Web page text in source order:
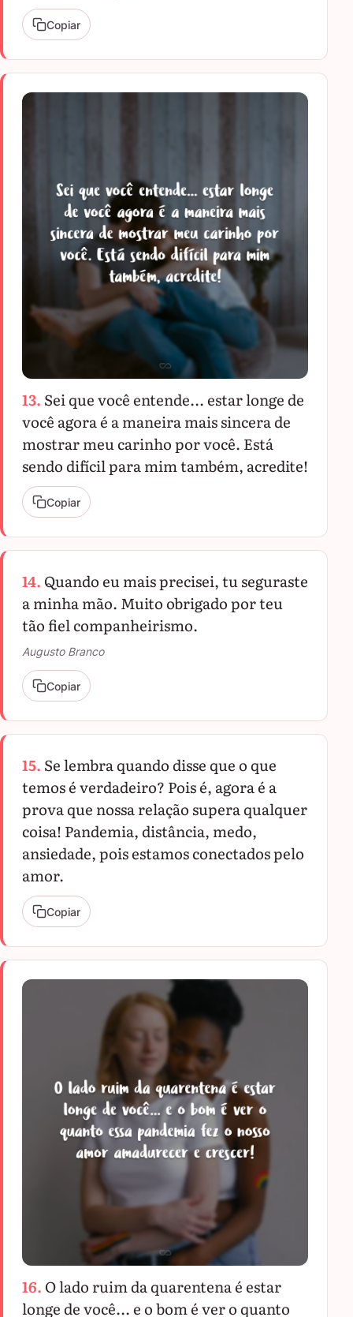
Copiar
13. Sei que você entende... estar longe de
você agora é a maneira mais sincera de
mostrar meu carinho por você. Está
sendo difícil para mim também, acredite!
Copiar
14. Quando eu mais precisei, tu seguraste
a minha mão. Muito obrigado por teu
tão fiel companheirismo.
Augusto Branco
Copiar
15. Se lembra quando disse que o que
temos é verdadeiro? Pois é, agora é a
prova que nossa relação supera qualquer
coisa! Pandemia, distância, medo,
ansiedade, pois estamos conectados pelo
amor.
Copiar
16. O lado ruim da quarentena é estar
longe de você... e o bom é ver o quanto